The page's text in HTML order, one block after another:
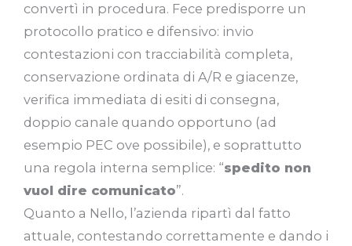
convertì in procedura. Fece predisporre un
protocollo pratico e difensivo: invio
contestazioni con tracciabilità completa,
conservazione ordinata di A/R e giacenze,
verifica immediata di esiti di consegna,
doppio canale quando opportuno (ad
esempio PEC ove possibile), e soprattutto
una regola interna semplice: “spedito non
vuol dire comunicato”.
Quanto a Nello, l’azienda ripartì dal fatto
attuale, contestando correttamente e dando i